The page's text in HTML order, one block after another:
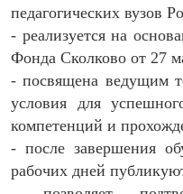
педагогических вузов
- реализуется на
Фонда Сколково от 27
- посвящена ведущим
условия для
компетенций и
- после завершения
рабочих дней